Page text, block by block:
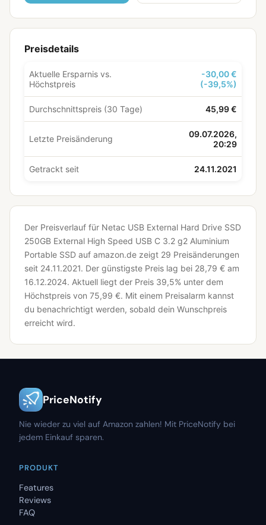
Preisdetails
Aktuelle Ersparnis vs.
Höchstpreis
-30,00 €
(-39,5%)
Durchschnittspreis (30 Tage) 45,99 €
Letzte Preisänderung
09.07.2026,
20:29
Getrackt seit 24.11.2021
Der Preisverlauf für Netac USB External Hard Drive SSD
250GB External High Speed USB C 3.2 g2 Aluminium
Portable SSD auf amazon.de zeigt 29 Preisänderungen
seit 24.11.2021. Der günstigste Preis lag bei 28,79 € am
16.12.2024. Aktuell liegt der Preis 39,5% unter dem
Höchstpreis von 75,99 €. Mit einem Preisalarm kannst
du benachrichtigt werden, sobald dein Wunschpreis
erreicht wird.
PriceNotify
Nie wieder zu viel auf Amazon zahlen! Mit PriceNotify bei
jedem Einkauf sparen.
PRODUKT
Features
Reviews
FAQ